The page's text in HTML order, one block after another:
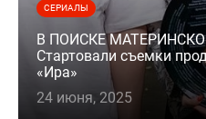
СЕРИАЛЫ
В ПОИСКЕ
Стартовали съемки
«Ира»
24 июня, 2025